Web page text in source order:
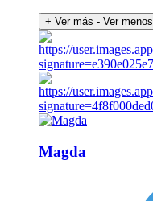
+ Ver más - Ver menos
Magda